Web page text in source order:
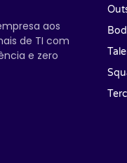
aos
de TI com
e zero